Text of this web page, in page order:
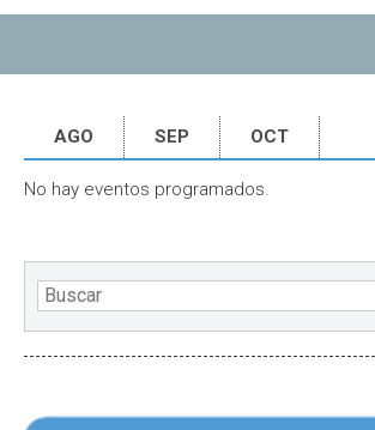
AGO SEP OCT
No hay eventos programados.